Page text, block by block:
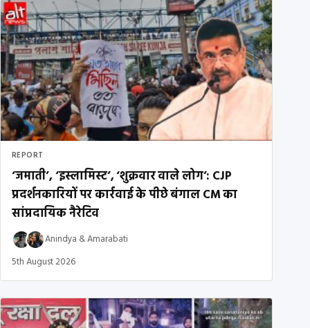
REPORT
‘जमाती’, ‘इस्लामिस्ट’, ‘शुक्रवार वाले लोग’: CJP
प्रदर्शनकारियों पर कार्रवाई के पीछे बंगाल CM का
सांप्रदायिक नैरेटिव
Anindya &Amarabati
5th August 2026